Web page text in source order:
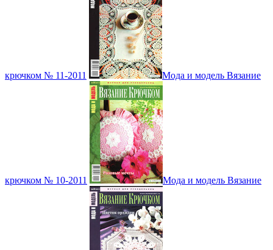
крючком № 11-2011 Мода и модель Вязание
крючком № 10-2011 Мода и модель Вязание